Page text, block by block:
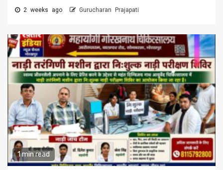
2 weeks ago Gurucharan Prajapati
1 min read